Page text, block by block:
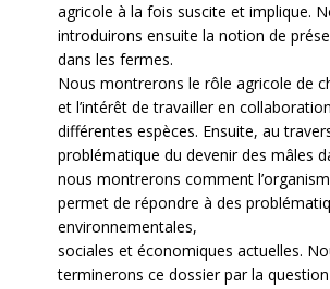
agricole à la fois suscite et implique.
introduirons ensuite la notion de
dans les fermes.
Nous montrerons le rôle agricole de
et l’intérêt de travailler en
différentes espèces. Ensuite, au
problématique du devenir des mâles
nous montrerons comment
permet de répondre à des
environnementales,
sociales et économiques actuelles.
terminerons ce dossier par la